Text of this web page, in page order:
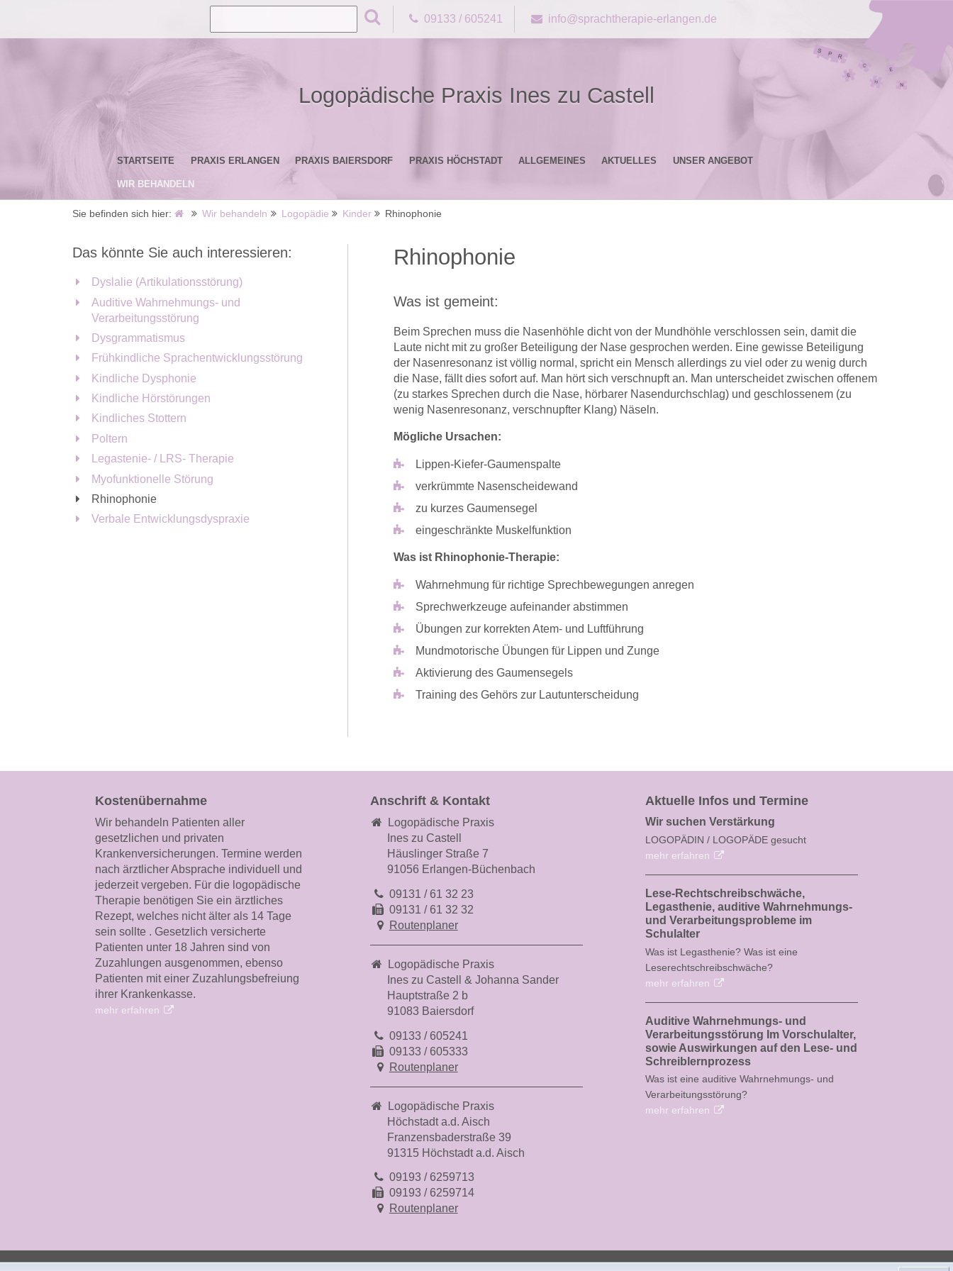
09133 / 605241 info@sprachtherapie-erlangen.de
Logopädische Praxis Ines zu Castell
STARTSEITE PRAXIS ERLANGEN PRAXIS BAIERSDORF PRAXIS HÖCHSTADT ALLGEMEINES AKTUELLES UNSER ANGEBOT
WIR BEHANDELN
Sie befinden sich hier: Wir behandeln Logopädie Kinder Rhinophonie
Das könnte Sie auch interessieren:
Dyslalie (Artikulationsstörung)
Auditive Wahrnehmungs- und
Verarbeitungsstörung
Dysgrammatismus
Frühkindliche Sprachentwicklungsstörung
Kindliche Dysphonie
Kindliche Hörstörungen
Kindliches Stottern
Poltern
Legastenie- / LRS- Therapie
Myofunktionelle Störung
Rhinophonie
Verbale Entwicklungsdyspraxie
Rhinophonie
Was ist gemeint:
Beim Sprechen muss die Nasenhöhle dicht von der Mundhöhle verschlossen sein, damit die
Laute nicht mit zu großer Beteiligung der Nase gesprochen werden. Eine gewisse Beteiligung
der Nasenresonanz ist völlig normal, spricht ein Mensch allerdings zu viel oder zu wenig durch
die Nase, fällt dies sofort auf. Man hört sich verschnupft an. Man unterscheidet zwischen offenem
(zu starkes Sprechen durch die Nase, hörbarer Nasendurchschlag) und geschlossenem (zu
wenig Nasenresonanz, verschnupfter Klang) Näseln.
Mögliche Ursachen:
Lippen-Kiefer-Gaumenspalte
verkrümmte Nasenscheidewand
zu kurzes Gaumensegel
eingeschränkte Muskelfunktion
Was ist Rhinophonie-Therapie:
Wahrnehmung für richtige Sprechbewegungen anregen
Sprechwerkzeuge aufeinander abstimmen
Übungen zur korrekten Atem- und Luftführung
Mundmotorische Übungen für Lippen und Zunge
Aktivierung des Gaumensegels
Training des Gehörs zur Lautunterscheidung
Kostenübernahme
Wir behandeln Patienten aller
gesetzlichen und privaten
Krankenversicherungen. Termine werden
nach ärztlicher Absprache individuell und
jederzeit vergeben. Für die logopädische
Therapie benötigen Sie ein ärztliches
Rezept, welches nicht älter als 14 Tage
sein sollte . Gesetzlich versicherte
Patienten unter 18 Jahren sind von
Zuzahlungen ausgenommen, ebenso
Patienten mit einer Zuzahlungsbefreiung
ihrer Krankenkasse.
mehr erfahren
Anschrift & Kontakt
Logopädische Praxis
Ines zu Castell
Häuslinger Straße 7
91056 Erlangen-Büchenbach
09131 / 61 32 23
09131 / 61 32 32
Routenplaner
Logopädische Praxis
Ines zu Castell & Johanna Sander
Hauptstraße 2 b
91083 Baiersdorf
09133 / 605241
09133 / 605333
Routenplaner
Logopädische Praxis
Höchstadt a.d. Aisch
Franzensbaderstraße 39
91315 Höchstadt a.d. Aisch
09193 / 6259713
09193 / 6259714
Routenplaner
Aktuelle Infos und Termine
Wir suchen Verstärkung
LOGOPÄDIN / LOGOPÄDE gesucht
mehr erfahren
Lese-Rechtschreibschwäche,
Legasthenie, auditive Wahrnehmungs-
und Verarbeitungsprobleme im
Schulalter
Was ist Legasthenie? Was ist eine
Leserechtschreibschwäche?
mehr erfahren
Auditive Wahrnehmungs- und
Verarbeitungsstörung Im Vorschulalter,
sowie Auswirkungen auf den Lese- und
Schreiblernprozess
Was ist eine auditive Wahrnehmungs- und
Verarbeitungsstörung?
mehr erfahren